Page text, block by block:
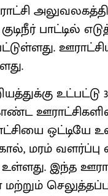
பாட்டில்
மரம்
இந்த